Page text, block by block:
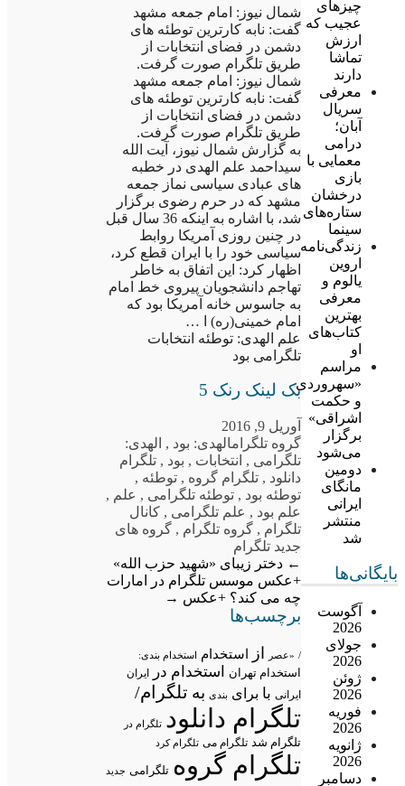
چیزهای
عجیب که
ارزش
تماشا
دارند
معرفی
سریال
آبان؛
درامی
معمایی با
بازی
درخشان
ستاره‌های
سینما
زندگی‌نامه
اروین
یالوم و
معرفی
بهترین
کتاب‌های
او
مراسم
«سهروردی
و حکمت
اشراقی»
برگزار
می‌شود
دومین
مانگای
ایرانی
منتشر
شد
بایگانی‌ها
آگوست
2026
جولای
2026
ژوئن
2026
فوریه
2026
ژانویه
2026
دسامبر
شمال نیوز: امام جمعه مشهد
گفت: نابه کارترین توطئه های
دشمن در فضای انتخابات از
طریق تلگرام صورت گرفت.
شمال نیوز: امام جمعه مشهد
گفت: نابه کارترین توطئه های
دشمن در فضای انتخابات از
طریق تلگرام صورت گرفت.
به گزارش شمال نیوز، آیت الله
سیداحمد علم الهدی در خطبه
های عبادی سیاسی نماز جمعه
مشهد که در حرم رضوی برگزار
شد، با اشاره به اینکه 36 سال قبل
در چنین روزی آمریکا روابط
سیاسی خود را با ایران قطع کرد،
اظهار کرد: این اتفاق به خاطر
تهاجم دانشجویان پیروی خط امام
به جاسوس خانه آمریکا بود که
امام خمینی(ره) ا …
علم الهدی: توطئه انتخابات
تلگرامی بود
بک لینک رنک 5
آوریل 9, 2016
گروه تلگرامالهدی: بود , الهدی:
تلگرامی , انتخابات , بود , تلگرام
دانلود , تلگرام گروه , توطئه ,
توطئه بود , توطئه تلگرامی , علم ,
علم بود , علم تلگرامی , کانال
تلگرام , گروه تلگرام , گروه های
جدید تلگرام
← دختر زیبای «شهید حزب الله»
+عکس موسس تلگرام در امارات
چه می کند؟ +عکس →
برچسب‌ها
/ «عصر از استخدام استخدام بندی:
استخدام تهران استخدام در ایران
ایرانی با برای بندی به تلگرام/
تلگرام دانلود تلگرام در
تلگرام شد تلگرام می تلگرام کرد
تلگرام گروه تلگرامی جدید